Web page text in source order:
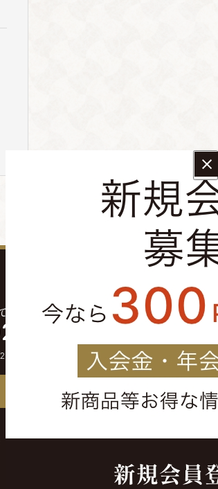
のご注文お問い合わせ
46-2355
時間受付